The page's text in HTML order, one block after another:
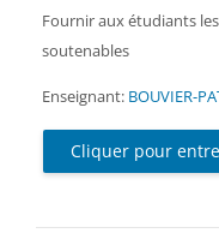
Fournir aux étudiants
soutenables
Enseignant: BOUVIER-
Cliquer pour